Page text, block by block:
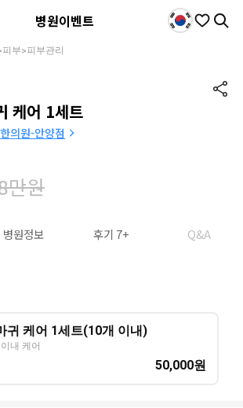
병원이벤트
피부>피부관리
케어 1세트
의원-안양점
만원
병원정보 후기 7+ Q&A
귀 케어 1세트(10개 이내)
내 케어
50,000원